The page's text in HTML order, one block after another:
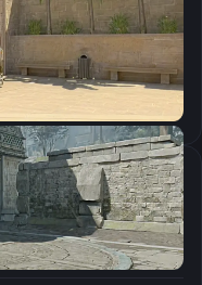
6/11
0
1
1280×960
4:3